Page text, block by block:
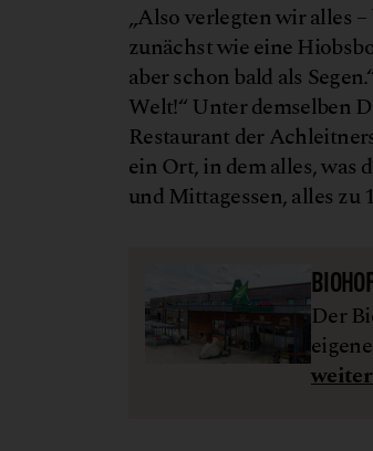
„Also verlegten wir alles
zunächst wie eine
aber schon bald als
Welt!“ Unter demselben
Restaurant der
ein Ort, in dem alles, was
und Mittagessen, alles zu
Der